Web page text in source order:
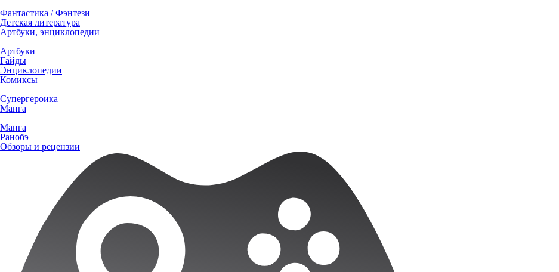
Фантастика / Фэнтези
Детская литература
Артбуки, энциклопедии
Артбуки
Гайды
Энциклопедии
Комиксы
Супергероика
Манга
Манга
Ранобэ
Обзоры и рецензии